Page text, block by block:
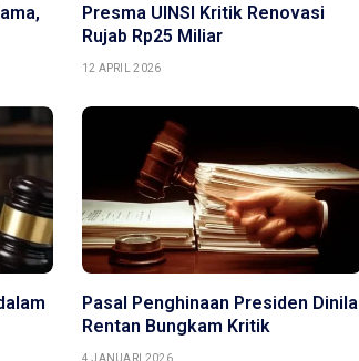
Presma UINSI Kritik Renovasi
Rujab Rp25 Miliar
12 APRIL 2026
Pasal Penghinaan Presiden
Rentan Bungkam Kritik
4 JANUARI 2026